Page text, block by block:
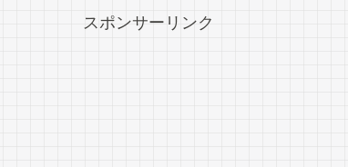
スポンサーリンク